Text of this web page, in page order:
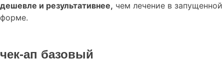
дешевле и результативнее, чем лечение в запущенной
форме.
чек-ап базовый